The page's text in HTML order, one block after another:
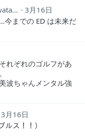
3月16日
今までの ED は未来だ
れぞれのゴルフがあ
波ちゃんメンタル強
3月16日
ルス！！）